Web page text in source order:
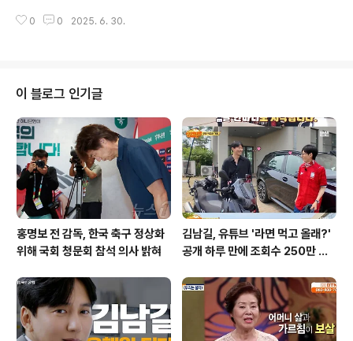
장하는 것을 넘어, 사우디 아라비아의 프로젝트에 대한 깊
타수 무안타로 침묵하며, 6월 타율은 1할 5푼까지 떨어졌
못하고 있습니다. 이러한 상황에 밥 멜빈 감독은 타순 조정
과 휴식을 부여했지만, 뚜렷한 효과를 보지 못하고 있습니
다. 미국 현지 반응: 기대와 우려의 시선미국 현지 언론은
이정후의 슬럼프를 예의 주시하며, 긍정적인 전망과 함께
우려의 목소리도 내고 있습니다. '디 애슬레틱'은 이정후의
슬럼프가 일시적일 가능성이 ..
0 0 2025. 6. 30.
이 블로그 인기글
홍명보 전 감독, 한국 축구 정상화
위해 국회 청문회 참석 의사 밝혀
김남길, 유튜브 '라면 먹고 올래?'
공개 하루 만에 조회수 250만 돌